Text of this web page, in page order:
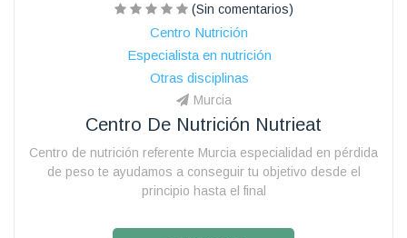
(Sin comentarios)
Centro Nutrición
Especialista en nutrición
Otras disciplinas
Murcia
Centro De Nutrición Nutrieat
Centro de nutrición referente Murcia especialidad en pérdida
de peso te ayudamos a conseguir tu objetivo desde el
principio hasta el final